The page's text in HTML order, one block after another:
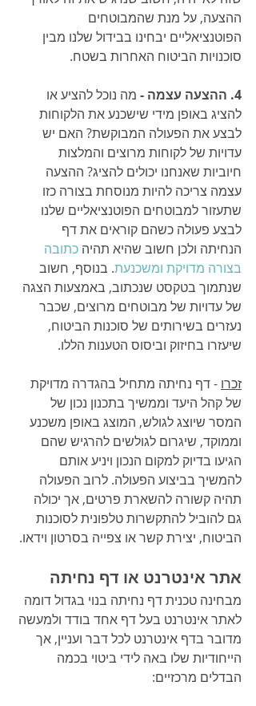
ההצעה, על מנת שהמבוטחים
הפוטנציאליים יבחינו בבידול שלנו מבין
סוכנויות הביטוח האחרות בשטח.
4. ההצעה עצמה -
מה נוכל להציע או
להציג באופן מידי שישכנע את הלקוחות
לבצע את הפעולה המבוקשת? האם יש
עדויות של לקוחות מרוצים והמלצות
חיוביות שאנחנו יכולים להציג? ההצעה
עצמה צריכה להיות מנוסחת בצורה כזו
שתעזור למבוטחים הפוטנציאליים שלנו
לבצע פעולה כשהם קוראים את דף
הנחיתה ולכן חשוב שהיא תהיה כתובה
בצורה מדויקת ומשכנעת. בנוסף, חשוב
שנתמוך בטקסט שנכתוב, באמצעות הצגה
של עדויות של מבוטחים מרוצים, שכבר
נעזרים בשירותים של סוכנות הביטוח,
שיעזרו בחיזוק וביסוס הטענות הללו.
זכרו - דף נחיתה מתחיל בהגדרה מדויקת
של קהל היעד וממשיך בתכנון נכון של
המסר שיוצג לגולש, המוצג באופן משכנע
וממוקד, שיגרום לגולשים להרגיש שהם
הגיעו בדיוק למקום הנכון ויניע אותם
להמשיך בביצוע הפעולה. לרוב הפעולה
תהיה קשורה להשארת פרטים, אך יכולה
גם להוביל להתקשרות טלפונית לסוכנות
הביטוח, יצירת קשר או צפייה בסרטון וידאו.
אתר אינטרנט או דף נחיתה
מבחינה טכנית דף נחיתה בנוי בגדול דומה
לאתר אינטרנט בעל דף אחד בודד ולמעשה
מדובר בדף אינטרנט לכל דבר ועניין, אך
הייחודיות שלו באה לידי ביטוי בכמה
הבדלים מרכזיים: